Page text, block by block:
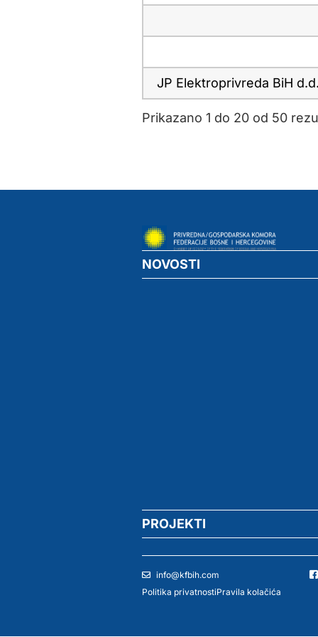
JP Elektroprivreda BiH
Prikazano 1 do 20 od 50
NOVOSTI
PROJEKTI
info@kfbih.com
Politika privatnostiPravila kolačića